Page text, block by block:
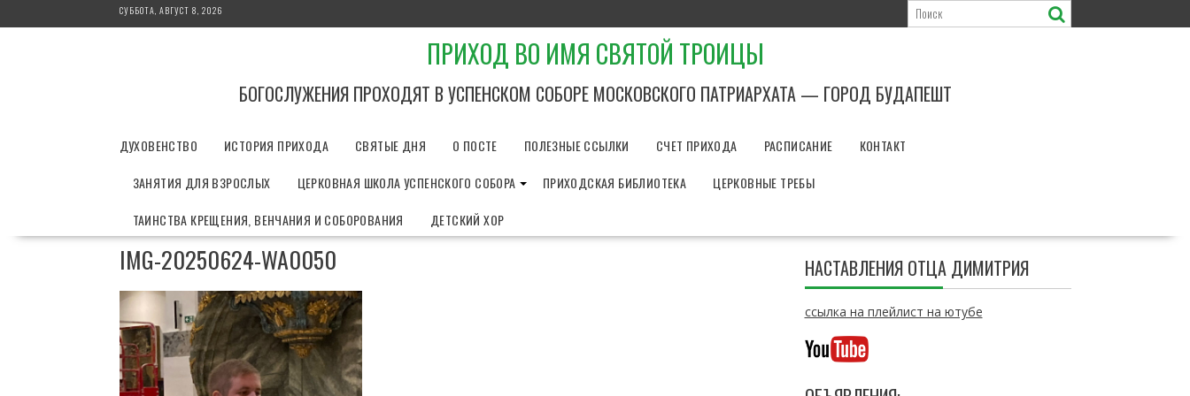
е
СУББОТА, АВГУСТ 8, 2026
ПРИХОД ВО ИМЯ СВЯТОЙ ТРОИЦЫ
БОГОСЛУЖЕНИЯ ПРОХОДЯТ В УСПЕНСКОМ СОБОРЕ МОСКОВСКОГО ПАТРИАРХАТА — ГОРОД БУДАПЕШТ
ДУХОВЕНСТВО ИСТОРИЯ ПРИХОДА СВЯТЫЕ ДНЯ О ПОСТЕ ПОЛЕЗНЫЕ ССЫЛКИ СЧЕТ ПРИХОДА РАСПИСАНИЕ
КОНТАКТ
ЗАНЯТИЯ ДЛЯ ВЗРОСЛЫХ
ЦЕРКОВНАЯ ШКОЛА УСПЕНСКОГО СОБОРА ПРИХОДСКАЯ БИБЛИОТЕКА
ЦЕРКОВНЫЕ ТРЕБЫ
ТАИНСТВА КРЕЩЕНИЯ, ВЕНЧАНИЯ И СОБОРОВАНИЯ
ДЕТСКИЙ ХОР
IMG-20250624-WA0050 НАСТАВЛЕНИЯ ОТЦА ДИМИТРИЯ
ссылка на плейлист на ютубе